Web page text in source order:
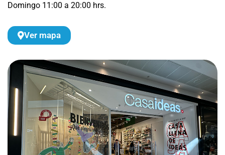
Domingo 11:00 a 20:00 hrs.
Ver mapa